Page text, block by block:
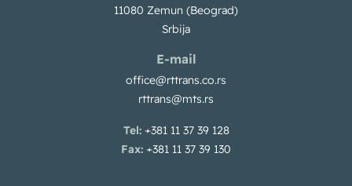
11080 Zemun (Beograd)
Srbija
E-mail
office@rttrans.co.rs
rttrans@mts.rs
Tel:+381 11 37 39 128
Fax: +381 11 37 39 130